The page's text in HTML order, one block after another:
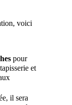
voici
pour
et
il sera